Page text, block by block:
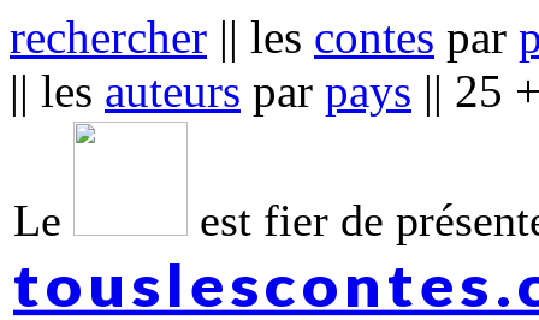
rechercher || les contes par
|| les auteurs par pays || 25
Le est fier de